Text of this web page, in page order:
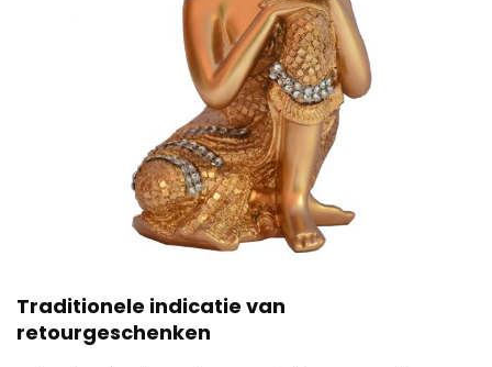
Traditionele indicatie van
retourgeschenken